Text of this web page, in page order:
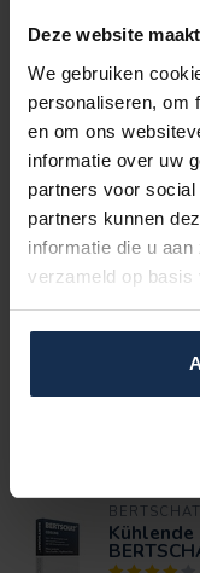
Deze website
We gebruiken
personaliseren, om
en om ons
informatie over uw
partners voor
partners kunnen
informatie die u
verzameld op basis
UV-Schutz
Verdunstung
Kühlt bis zu 8
Direkter
EIGENSCHAFTEN
BEWERTUNGEN
PRO
Nicht auf
Kühlende